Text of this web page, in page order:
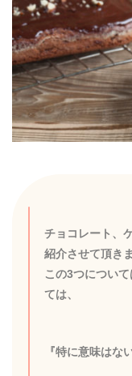
チョコレート、
紹介させて頂き
この3つについ
ては、
『特に意味はな